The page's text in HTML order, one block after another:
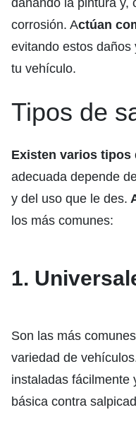
corrosión. Actúan
evitando estos
tu vehículo.
Tipos de
Existen varios tipos
adecuada depende
y del uso que le des.
los más comunes:
1.
Son las más
variedad de
instaladas fácilmente
básica contra